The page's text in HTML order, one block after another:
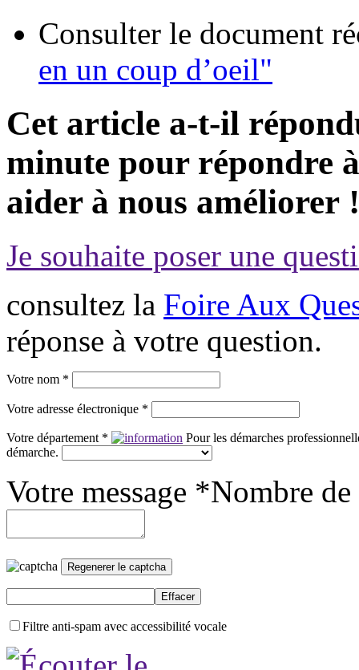
Consulter le document
en un coup d’oeil"
Cet article a-t-il
minute pour répondre
aider à nous améliorer !
Je souhaite poser une
consultez la Foire Aux
réponse à votre question.
Votre nom *
Votre adresse électronique *
Votre département *
Pour les démarches
démarche.
Votre message *Nombre
Filtre anti-spam avec accessibilité vocale